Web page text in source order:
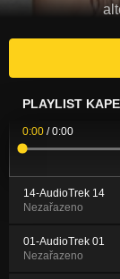
PLAYLIST
0:00 /0:00
14-AudioTrek 14
Nezařazeno
01-AudioTrek 01
Nezařazeno